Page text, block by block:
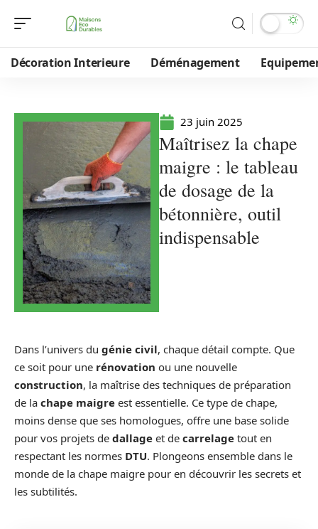
Décoration Interieure Déménagement
23 juin 2025
Maîtrisez la chape
maigre : le tableau
de dosage de la
bétonnière, outil
indispensable
Dans l’univers du génie civil, chaque détail compte. Que
ce soit pour une rénovation ou une nouvelle
construction, la maîtrise des techniques de préparation
de la chape maigre est essentielle. Ce type de chape,
moins dense que ses homologues, offre une base solide
pour vos projets de dallage et de carrelage tout en
respectant les normes DTU. Plongeons ensemble dans le
monde de la chape maigre pour en découvrir les secrets et
les subtilités.